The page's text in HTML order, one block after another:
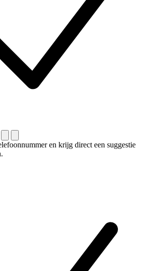
en krijg direct een suggestie